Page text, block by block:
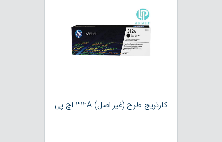
کارتریج طرح (غیر اصل) 312A اچ پی